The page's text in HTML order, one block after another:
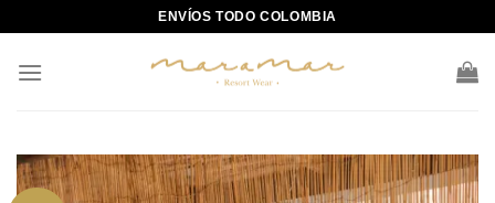
content
ENVÍOS TODO COLOMBIA